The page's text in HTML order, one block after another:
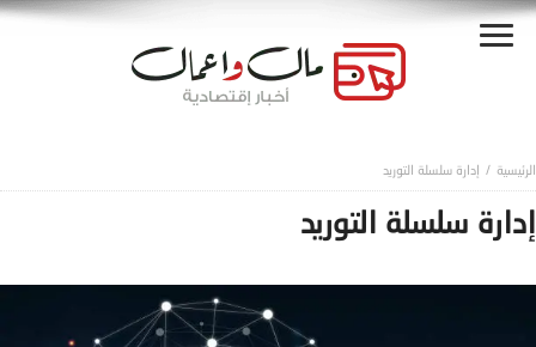
إدارة سلسلة التوريد
إدارة سلسلة التوريد